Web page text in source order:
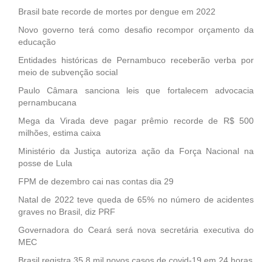
Brasil bate recorde de mortes por dengue em 2022
Novo governo terá como desafio recompor orçamento da
educação
Entidades históricas de Pernambuco receberão verba por
meio de subvenção social
Paulo Câmara sanciona leis que fortalecem advocacia
pernambucana
Mega da Virada deve pagar prêmio recorde de R$ 500
milhões, estima caixa
Ministério da Justiça autoriza ação da Força Nacional na
posse de Lula
FPM de dezembro cai nas contas dia 29
Natal de 2022 teve queda de 65% no número de acidentes
graves no Brasil, diz PRF
Governadora do Ceará será nova secretária executiva do
MEC